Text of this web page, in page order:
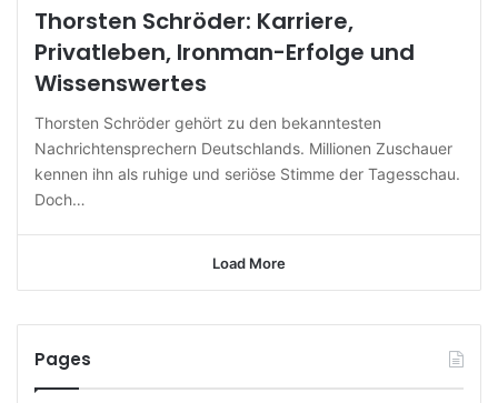
Thorsten Schröder: Karriere,
Privatleben, Ironman-Erfolge und
Wissenswertes
Thorsten Schröder gehört zu den bekanntesten
Nachrichtensprechern Deutschlands. Millionen Zuschauer
kennen ihn als ruhige und seriöse Stimme der Tagesschau.
Doch…
Load More
Pages